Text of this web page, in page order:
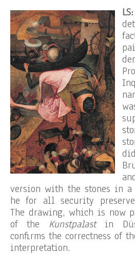
LS:
version with the stones in
he for all security
The drawing, which is now
of the Kunstpalast in
confirms the correctness of
interpretation.